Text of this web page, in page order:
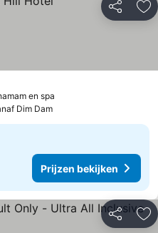
Delen
en spa
Dim Dam
Prijzen bekijken
Delen